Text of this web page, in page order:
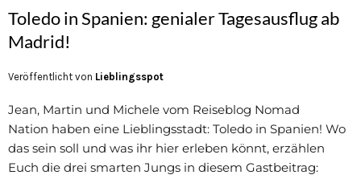
Toledo in Spanien: genialer Tagesausflug ab
Madrid!
Veröffentlicht von Lieblingsspot
Jean, Martin und Michele vom Reiseblog Nomad
Nation haben eine Lieblingsstadt: Toledo in Spanien! Wo
das sein soll und was ihr hier erleben könnt, erzählen
Euch die drei smarten Jungs in diesem Gastbeitrag: